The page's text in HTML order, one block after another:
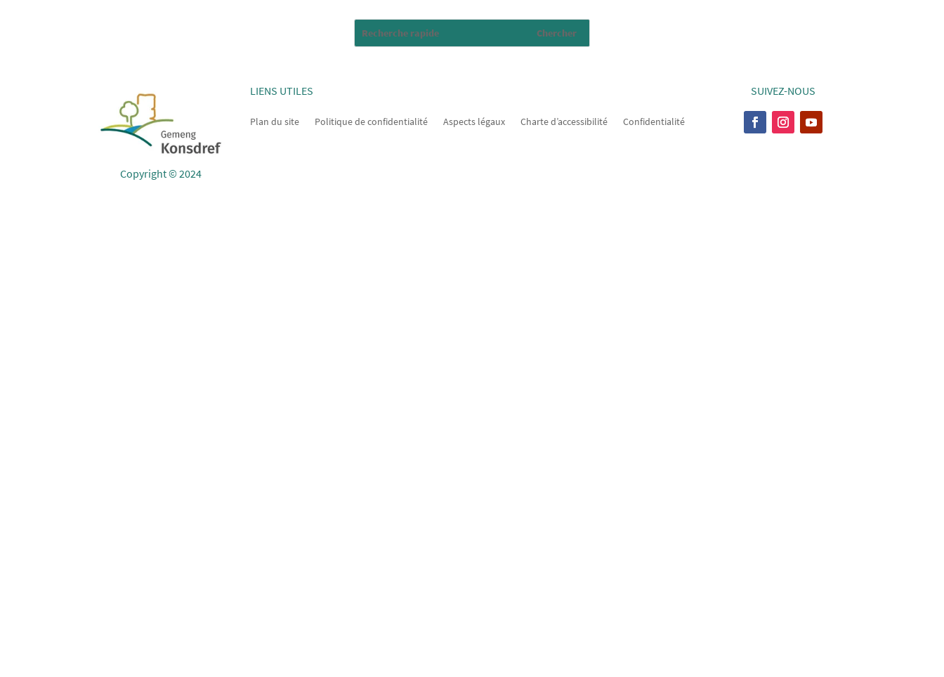
Copyright © 2024
LIENS UTILES
Plan du site Politique de confidentialité Aspects légaux Charte d’accessibilité Confidentialité
SUIVEZ-NOUS